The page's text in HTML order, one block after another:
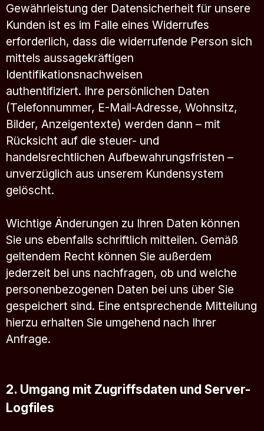
Gewährleistung der Datensicherheit für unsere
Kunden ist es im Falle eines Widerrufes
erforderlich, dass die widerrufende Person sich
mittels aussagekräftigen
Identifikationsnachweisen
authentifiziert. Ihre persönlichen Daten
(Telefonnummer, E-Mail-Adresse, Wohnsitz,
Bilder, Anzeigentexte) werden dann – mit
Rücksicht auf die steuer- und
handelsrechtlichen Aufbewahrungsfristen –
unverzüglich aus unserem Kundensystem
gelöscht.
Wichtige Änderungen zu Ihren Daten können
Sie uns ebenfalls schriftlich mitteilen. Gemäß
geltendem Recht können Sie außerdem
jederzeit bei uns nachfragen, ob und welche
personenbezogenen Daten bei uns über Sie
gespeichert sind. Eine entsprechende Mitteilung
hierzu erhalten Sie umgehend nach Ihrer
Anfrage.
2. Umgang mit Zugriffsdaten und Server-
Logfiles